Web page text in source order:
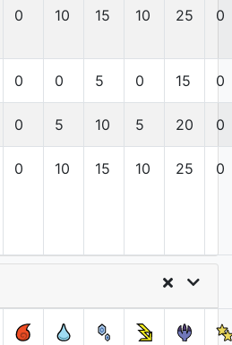
0 10 15 10 25 0
0 0 5 0 15 0
0 5 10 5 20 0
0 10 15 10 25 0